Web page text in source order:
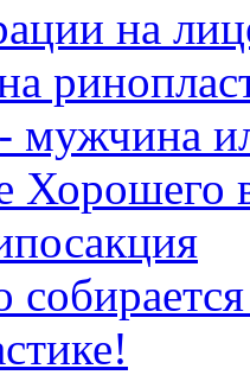
на
мужчина
Хорошего